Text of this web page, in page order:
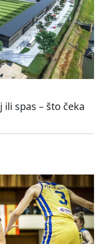
ili spas – što čeka